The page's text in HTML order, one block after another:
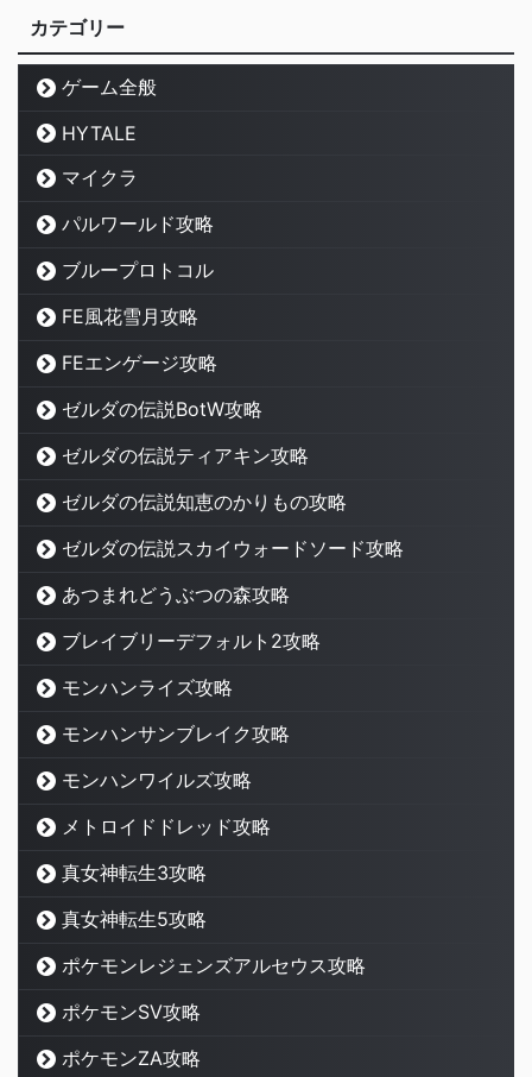
カテゴリー
ゲーム全般
HYTALE
マイクラ
パルワールド攻略
ブループロトコル
FE風花雪月攻略
FEエンゲージ攻略
ゼルダの伝説BotW攻略
ゼルダの伝説ティアキン攻略
ゼルダの伝説知恵のかりもの攻略
ゼルダの伝説スカイウォードソード攻略
あつまれどうぶつの森攻略
ブレイブリーデフォルト2攻略
モンハンライズ攻略
モンハンサンブレイク攻略
モンハンワイルズ攻略
メトロイドドレッド攻略
真女神転生3攻略
真女神転生5攻略
ポケモンレジェンズアルセウス攻略
ポケモンSV攻略
ポケモンZA攻略